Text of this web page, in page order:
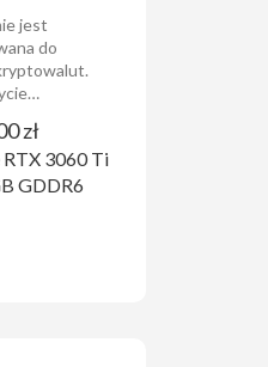
jest
do
zł